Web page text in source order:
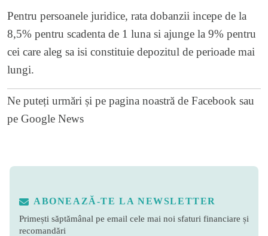
Pentru persoanele juridice, rata dobanzii incepe de la
8,5% pentru scadenta de 1 luna si ajunge la 9% pentru
cei care aleg sa isi constituie depozitul de perioade mai
lungi.
Ne puteți urmări și pe pagina noastră de Facebook sau
pe Google News
ABONEAZĂ-TE LA NEWSLETTER
Primești săptămânal pe email cele mai noi sfaturi financiare și
recomandări